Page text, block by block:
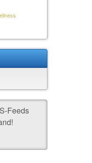
Feeds